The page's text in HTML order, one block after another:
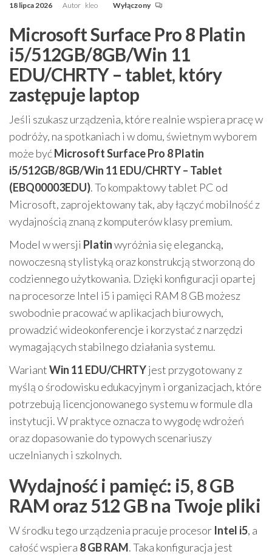
18 lipca 2026 Autor kleo Wyłączony
Microsoft Surface Pro 8 Platin
i5/512GB/8GB/Win 11
EDU/CHRTY – tablet, który
zastępuje laptop
Jeśli szukasz urządzenia, które realnie wspiera pracę w
podróży, na spotkaniach i w domu, świetnym wyborem
może byćMicrosoft Surface Pro 8 Platin
i5/512GB/8GB/Win 11 EDU/CHRTY – Tablet
(EBQ00003EDU). To kompaktowy tablet PC od
Microsoft, zaprojektowany tak, aby łączyć mobilność z
wydajnością znaną z komputerów klasy premium.
Model w wersji Platinwyróżnia się elegancką,
nowoczesną stylistyką oraz konstrukcją stworzoną do
codziennego użytkowania. Dzięki konfiguracji opartej
na procesorze Intel i5 i pamięci RAM 8 GB możesz
swobodnie pracować w aplikacjach biurowych,
prowadzić wideokonferencje i korzystać z narzędzi
wymagających stabilnego działania systemu.
WariantWin 11 EDU/CHRTYjest przygotowany z
myślą o środowisku edukacyjnym i organizacjach, które
potrzebują licencjonowanego systemu w formule dla
instytucji. W praktyce oznacza to wygodę wdrożeń
oraz dopasowanie do typowych scenariuszy
uczelnianych i szkolnych.
Wydajność i pamięć: i5, 8 GB
RAM oraz 512 GB na Twoje pliki
W środku tego urządzenia pracuje procesor Intel i5, a
całość wspiera 8 GB RAM. Taka konfiguracja jest